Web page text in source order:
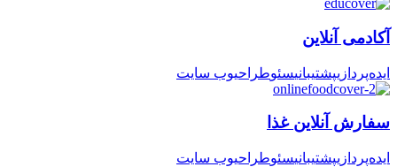
آکادمی آنلاین
ایده‌پردازیپشتیبانیسئوطراحیوب سایت
سفارش آنلاین غذا
ایده‌پردازیپشتیبانیسئوطراحیوب سایت